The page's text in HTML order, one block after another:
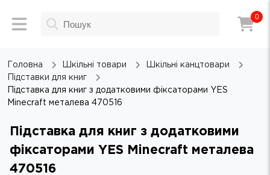
0
Головна Шкільні товари
Шкільні канцтовари
Підставки для книг
Підставка для книг з додатковими фіксаторами YES
Minecraft металева 470516
Підставка для книг з додатковими
фіксаторами YES Minecraft металева
470516